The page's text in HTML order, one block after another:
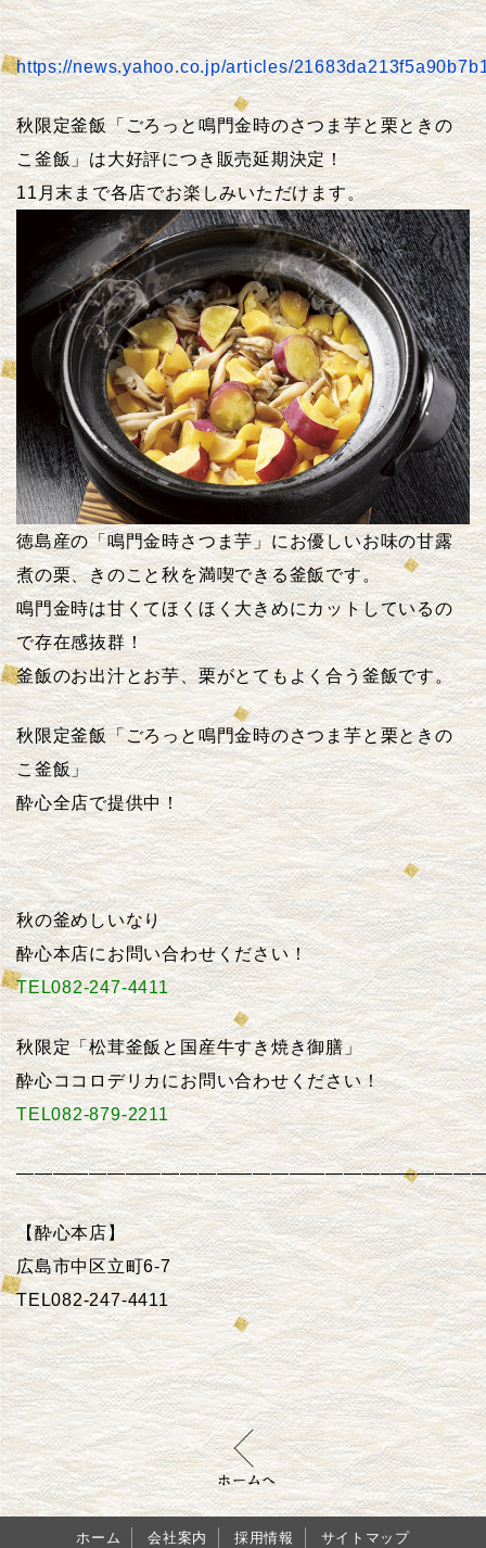
https://news.yahoo.co.jp/articles/
秋限定釜飯「ごろっと鳴門金時のさつま芋と栗ときの
こ釜飯」は大好評につき販売延期決定！
11月末まで各店でお楽しみいただけます。
徳島産の「鳴門金時さつま芋」にお優しいお味の甘露
煮の栗、きのこと秋を満喫できる釜飯です。
鳴門金時は甘くてほくほく大きめにカットしているの
で存在感抜群！
釜飯のお出汁とお芋、栗がとてもよく合う釜飯です。
秋限定釜飯「ごろっと鳴門金時のさつま芋と栗ときの
こ釜飯」
酔心全店で提供中！
秋の釜めしいなり
酔心本店にお問い合わせください！
TEL082-247-4411
秋限定「松茸釜飯と国産牛すき焼き御膳」
酔心ココロデリカにお問い合わせください！
TEL082-879-2211
【酔心本店】
広島市中区立町6-7
TEL082-247-4411
ホーム 会社案内 採用情報 サイトマップ